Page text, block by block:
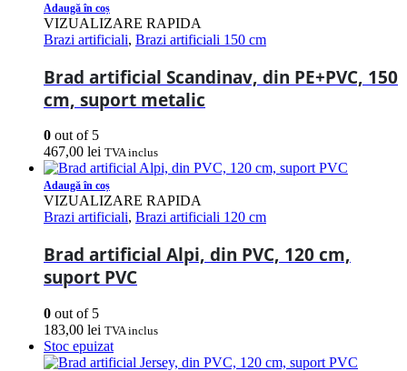
Adaugă în coș
VIZUALIZARE RAPIDA
Brazi artificiali, Brazi artificiali 150 cm
Brad artificial Scandinav, din PE+PVC, 150
cm, suport metalic
0 out of 5
467,00 lei TVA inclus
Adaugă în coș
VIZUALIZARE RAPIDA
Brazi artificiali, Brazi artificiali 120 cm
Brad artificial Alpi, din PVC, 120 cm,
suport PVC
0 out of 5
183,00 lei TVA inclus
Stoc epuizat